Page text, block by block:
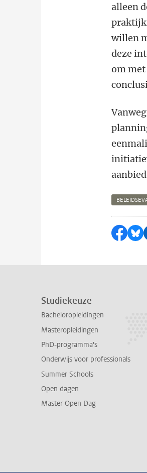
alleen
praktijk
willen
deze
om
Delen
Studiekeuze
Bacheloropleidingen
Masteropleidingen
PhD-programma's
Onderwijs voor professionals
Summer Schools
Open dagen
Master Open Dag